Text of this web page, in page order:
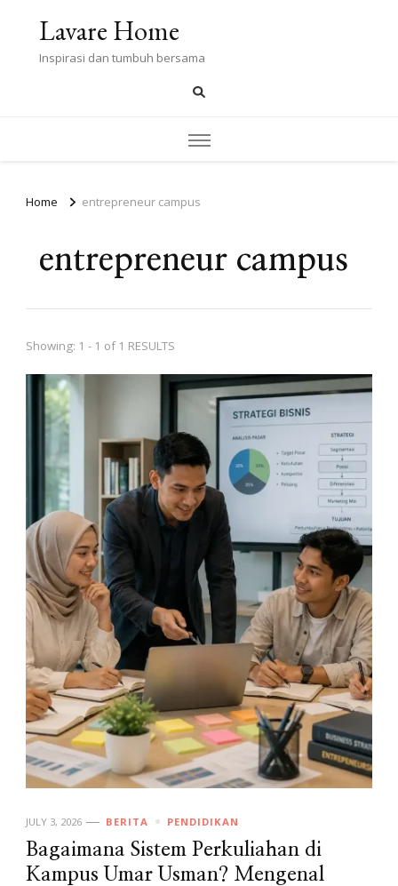
Lavare Home
Inspirasi dan tumbuh bersama
Home entrepreneur campus
entrepreneur campus
Showing: 1 - 1 of 1 RESULTS
JULY 3, 2026 BERITA PENDIDIKAN
Bagaimana Sistem Perkuliahan di
Kampus Umar Usman? Mengenal